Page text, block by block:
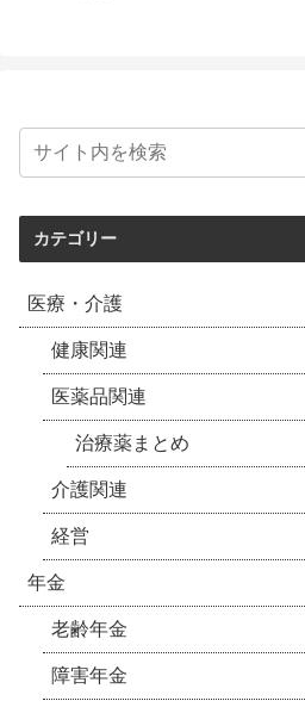
カテゴリー
医療・介護
健康関連
医薬品関連
治療薬まとめ
介護関連
経営
年金
老齢年金
障害年金